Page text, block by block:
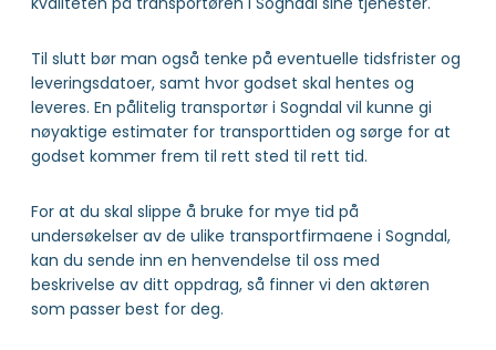
Til slutt bør man også tenke på eventuelle tidsfrister og
leveringsdatoer, samt hvor godset skal hentes og
leveres. En pålitelig transportør i Sogndal vil kunne gi
nøyaktige estimater for transporttiden og sørge for at
godset kommer frem til rett sted til rett tid.
For at du skal slippe å bruke for mye tid på
undersøkelser av de ulike transportfirmaene i Sogndal,
kan du sende inn en henvendelse til oss med
beskrivelse av ditt oppdrag, så finner vi den aktøren
som passer best for deg.